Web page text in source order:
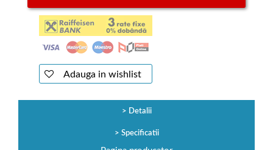
Adauga in wishlist
Detalii
Specificatii